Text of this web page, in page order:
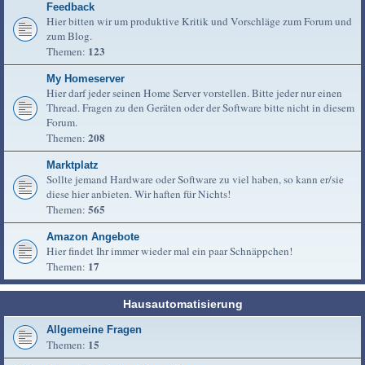
Feedback
Hier bitten wir um produktive Kritik und Vorschläge zum Forum und
zum Blog.
Themen: 123
My Homeserver
Hier darf jeder seinen Home Server vorstellen. Bitte jeder nur einen
Thread. Fragen zu den Geräten oder der Software bitte nicht in diesem
Forum.
Themen: 208
Marktplatz
Sollte jemand Hardware oder Software zu viel haben, so kann er/sie
diese hier anbieten. Wir haften für Nichts!
Themen: 565
Amazon Angebote
Hier findet Ihr immer wieder mal ein paar Schnäppchen!
Themen: 17
Hausautomatisierung
Allgemeine Fragen
Themen: 15